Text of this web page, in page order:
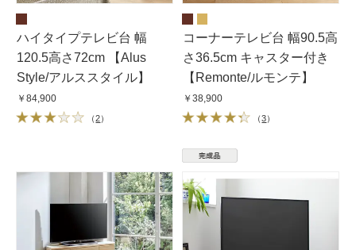
ハイタイプテレビ台 幅
120.5高さ72cm 【Alus
Style/アルススタイル】
￥84,900
（2）
コーナーテレビ台 幅90.5高
さ36.5cm キャスター付き
【Remonte/ルモンテ】
￥38,900
（3）